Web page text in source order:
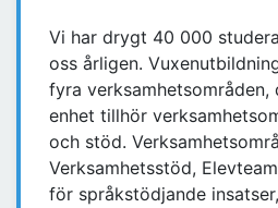
Vi har drygt 40 000
oss årligen.
fyra verksamhetsområden,
enhet tillhör
och stöd.
Verksamhetsstöd,
för språkstödjande insatser,